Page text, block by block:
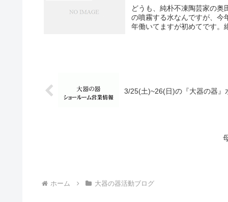
どうも、純朴不凍陶芸家の
の噴霧する水なんですが、今
年働いてますが初めてです。
3/25(土)~26(日)の『大器の器』
ホーム 大器の器活動ブログ